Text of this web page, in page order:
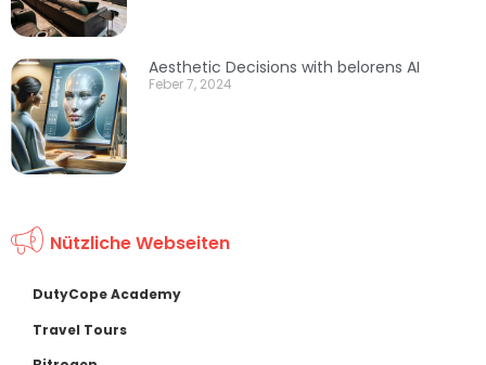
Aesthetic Decisions with belorens AI
Feber 7, 2024
Nützliche Webseiten
DutyCope Academy
Travel Tours